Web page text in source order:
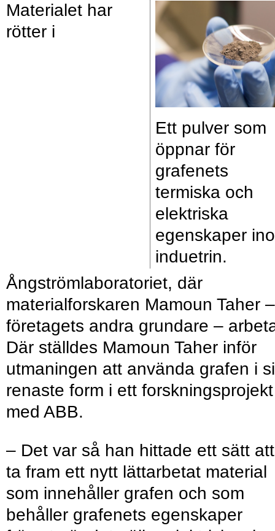
Ett pulver som
öppnar för
grafenets
termiska och
elektriska
egenskaper
induetrin.
Materialet har
rötter i
Ångströmlaboratoriet, där
materialforskaren Mamoun Taher –
företagets andra grundare –
Där ställdes Mamoun Taher inför
utmaningen att använda grafen i
renaste form i ett forskningsprojekt
med ABB.
– Det var så han hittade ett sätt att
ta fram ett nytt lättarbetat material
som innehåller grafen och som
behåller grafenets egenskaper